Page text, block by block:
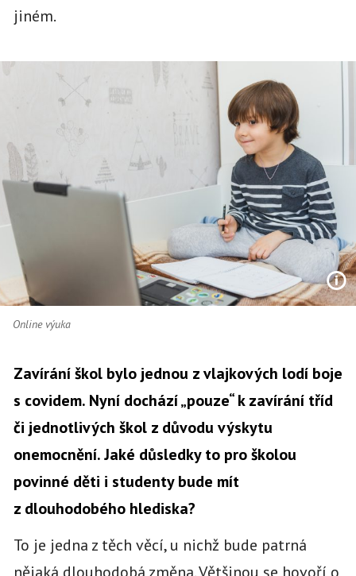
jiném.
Online výuka
Zavírání škol bylo jednou z vlajkových lodí boje
s covidem. Nyní dochází „pouze“ k zavírání tříd
či jednotlivých škol z důvodu výskytu
onemocnění. Jaké důsledky to pro školou
povinné děti i studenty bude mít
z dlouhodobého hlediska?
To je jedna z těch věcí, u nichž bude patrná